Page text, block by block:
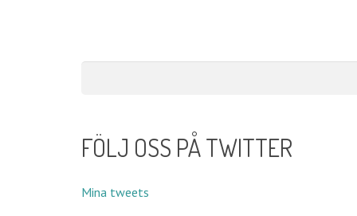
FÖLJ OSS PÅ TWITTER
Mina tweets